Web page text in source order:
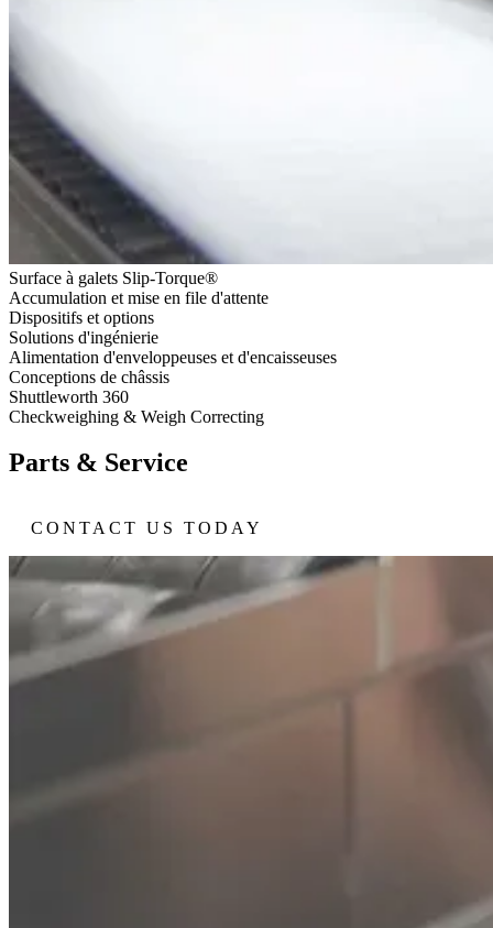
Surface à galets Slip-Torque®
Accumulation et mise en file d'attente
Dispositifs et options
Solutions d'ingénierie
Alimentation d'enveloppeuses et d'encaisseuses
Conceptions de châssis
Shuttleworth 360
Checkweighing & Weigh Correcting
Parts & Service
CONTACT US TODAY